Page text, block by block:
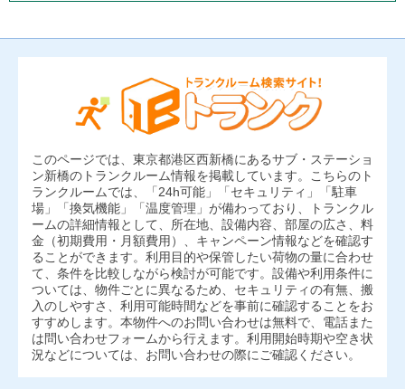
このページでは、東京都港区西新橋にあるサブ・ステーショ
ン新橋のトランクルーム情報を掲載しています。こちらのト
ランクルームでは、「24h可能」「セキュリティ」「駐車
場」「換気機能」「温度管理」が備わっており、トランクル
ームの詳細情報として、所在地、設備内容、部屋の広さ、料
金（初期費用・月額費用）、キャンペーン情報などを確認す
ることができます。利用目的や保管したい荷物の量に合わせ
て、条件を比較しながら検討が可能です。設備や利用条件に
ついては、物件ごとに異なるため、セキュリティの有無、搬
入のしやすさ、利用可能時間などを事前に確認することをお
すすめします。本物件へのお問い合わせは無料で、電話また
は問い合わせフォームから行えます。利用開始時期や空き状
況などについては、お問い合わせの際にご確認ください。